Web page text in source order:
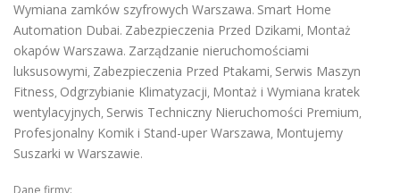
Wymiana zamków szyfrowych Warszawa. Smart Home
Automation Dubai. Zabezpieczenia Przed Dzikami, Montaż
okapów Warszawa. Zarządzanie nieruchomościami
luksusowymi, Zabezpieczenia Przed Ptakami, Serwis Maszyn
Fitness, Odgrzybianie Klimatyzacji, Montaż i Wymiana kratek
wentylacyjnych, Serwis Techniczny Nieruchomości Premium,
Profesjonalny Komik i Stand-uper Warszawa, Montujemy
Suszarki w Warszawie.